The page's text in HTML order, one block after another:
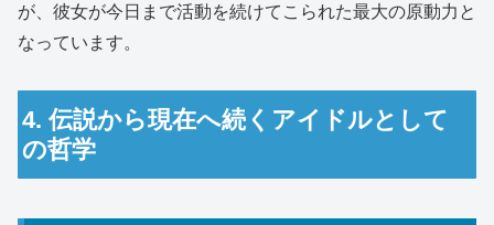
が、彼女が今日まで活動を続けてこられた最大の原動力と
なっています。
4. 伝説から現在へ続くアイドルとして
の哲学